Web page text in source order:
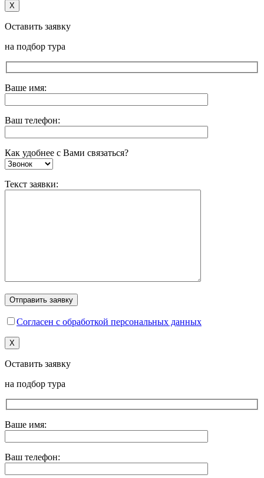
X
Оставить заявку
на подбор тура
Ваше имя:
Ваш телефон:
Как удобнее с Вами связаться?
Текст заявки:
Согласен с обработкой персональных данных
X
Оставить заявку
на подбор тура
Ваше имя:
Ваш телефон: